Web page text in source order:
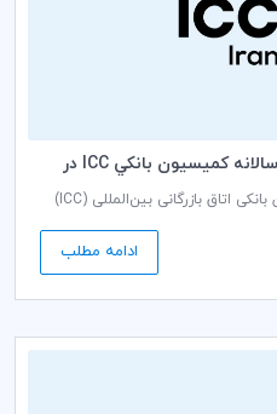
سه دليل براي حضور در نشست سالانه كميسيون بانكي ICC در
ثبت‌نام برای نشست سالانه کمیسیون بانکی اتاق بازرگانی بین‌المللی (ICC)
است و در تاریخ 20 الی 23 آپریل 2020 برابر یکم اردیبهشت 1399 در دوبی
ادامه مطلب